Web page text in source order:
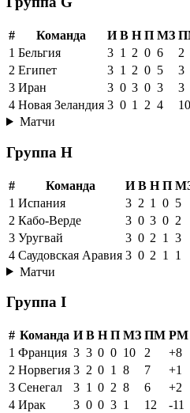
# Команда И В Н П МЗ
1 Бельгия 3 1 2 0 6 2
2 Египет 3 1 2 0 5 3
3 Иран 3 0 3 0 3 3
4 Новая Зеландия 3 0 1 2 4 10
Матчи
Группа H
# Команда И В Н П
1 Испания 3 2 1 0 5
2 Кабо-Верде 3 0 3 0 2
3 Уругвай 3 0 2 1 3
4 Саудовская Аравия 3 0 2 1 1
Матчи
Группа I
# Команда И В Н П МЗ ПМ РМ
1 Франция 3 3 0 0 10 2 +8
2 Норвегия 3 2 0 1 8 7 +1
3 Сенегал 3 1 0 2 8 6 +2
4 Ирак 3 0 0 3 1 12 -11